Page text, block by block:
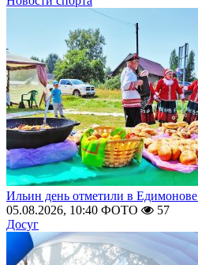
Ильин день отметили в Едимонове
05.08.2026, 10:40 ФОТО
57
Досуг